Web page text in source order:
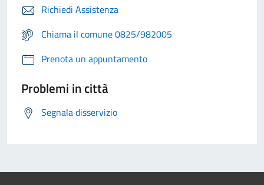
Richiedi Assistenza
Chiama il comune 0825/982005
Prenota un appuntamento
Problemi in città
Segnala disservizio